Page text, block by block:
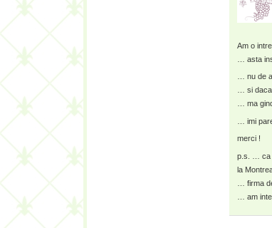
Am o
… asta
… nu de
… si
… ma
… imi
merci !
p.s. … ca
la
… firma
… am